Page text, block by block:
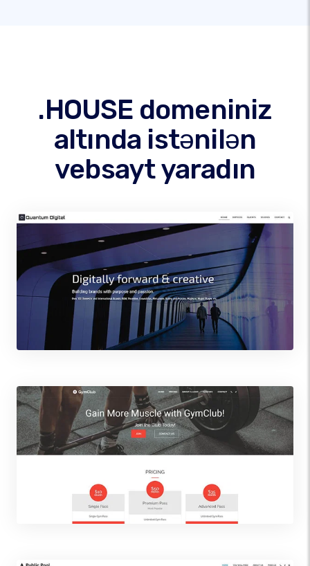
.HOUSE domeniniz
altında istənilən
vebsayt yaradın